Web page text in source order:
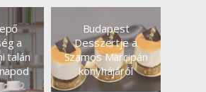
a
talán
Budapest
Desszertje a
Szamos Marcipán
konyhájáról